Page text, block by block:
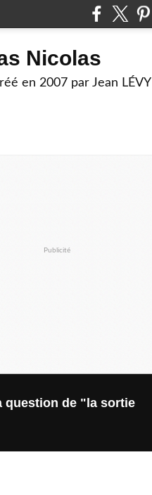
Nicolas
en 2007 par Jean LÉVY
Publicité
question de "la sortie